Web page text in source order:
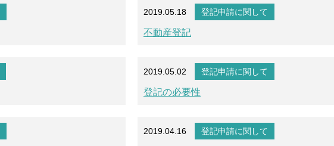
2019.05.18 登記申請に関して
不動産登記
2019.05.02 登記申請に関して
登記の必要性
2019.04.16 登記申請に関して